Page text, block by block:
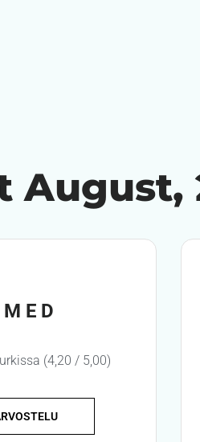
August,
(4,20 / 5,00)